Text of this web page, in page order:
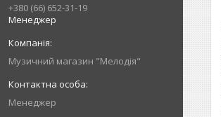
+380 (66) 652-31-19
Менеджер
Музичний магазин "Мелодія"
Менеджер